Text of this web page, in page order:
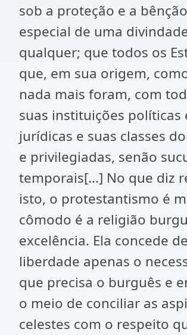
sob a proteção e a
especial de uma
qualquer; que todos os
que, em sua origem,
nada mais foram, com
suas instituições políticas
jurídicas e suas classes
e privilegiadas, senão
temporais[...] No que diz
isto, o protestantismo é
cômodo é a religião
excelência. Ela concede de
liberdade apenas o
que precisa o burguês e
o meio de conciliar as
celestes com o respeito